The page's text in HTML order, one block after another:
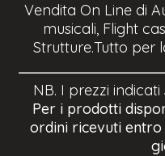
Vendita On Line di
musicali, Flight
Strutture.Tutto per
NB. I prezzi
Per i prodotti
ordini ricevuti entro